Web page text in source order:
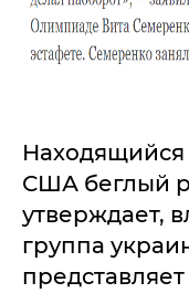
США беглый
утверждает,
группа